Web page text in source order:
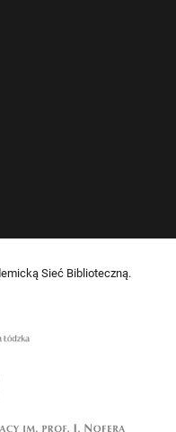
Sieć Biblioteczną.